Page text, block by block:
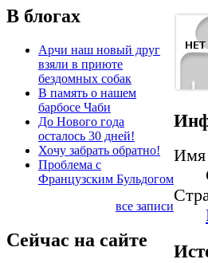
В блогах
Арчи наш новый друг
взяли в приюте
бездомных собак
В память о нашем
барбосе Чаби
До Нового года
осталось 30 дней!
Хочу забрать обратно!
Проблема с
Французским Бульдогом
все записи
Сейчас на сайте
Имя